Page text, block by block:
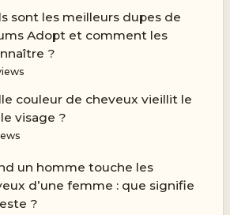
sont les meilleurs dupes de
Adopt et comment les
?
couleur de cheveux vieillit le
visage ?
un homme touche les
d’une femme : que signifie
?